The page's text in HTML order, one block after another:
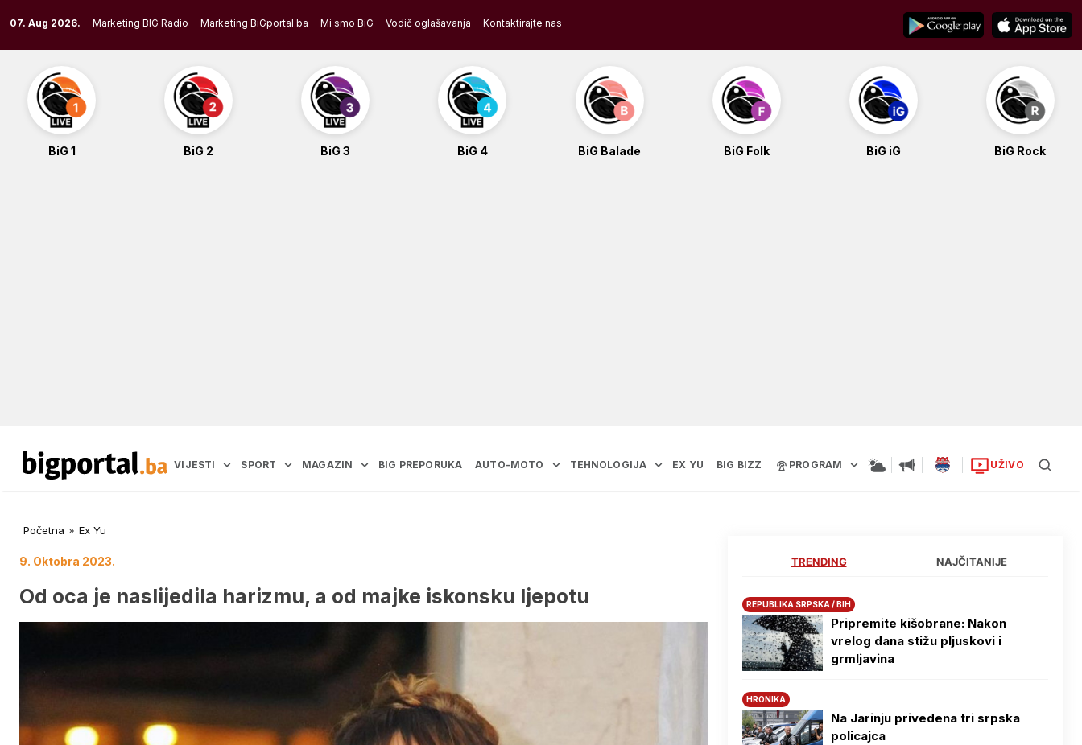
to
content
07. Aug 2026. Marketing BIG Radio Marketing BiGportal.ba Mi smo BiG Vodič oglašavanja Kontaktirajte nas
BiG 1 BiG 2 BiG 3 BiG 4 BiG Balade BiG Folk BiG iG BiG Rock
VIJESTI SPORT MAGAZIN BIG PREPORUKA AUTO-MOTO TEHNOLOGIJA EX YU BIG BIZZ PROGRAM UŽIVO
Početna » Ex Yu
9. Oktobra 2023.
Od oca je naslijedila harizmu, a od majke iskonsku ljepotu
TRENDING NAJČITANIJE
REPUBLIKA SRPSKA / BIH
Pripremite kišobrane: Nakon
vrelog dana stižu pljuskovi i
grmljavina
HRONIKA
Na Јarinju privedena tri srpska
policajca